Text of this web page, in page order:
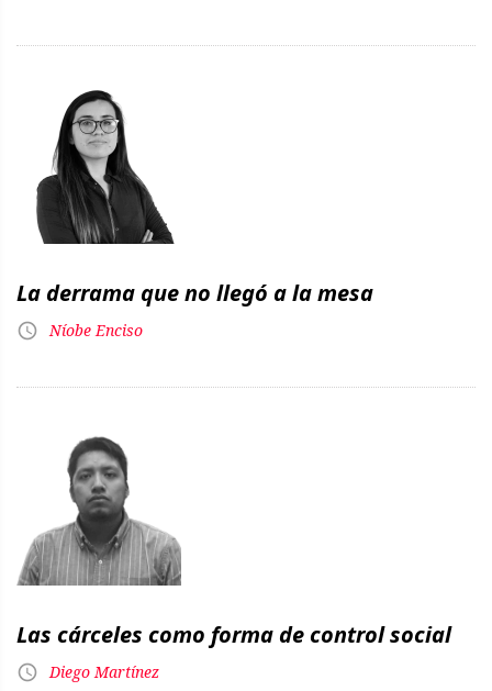
La derrama que no llegó a la mesa
Níobe Enciso
Las cárceles como forma de control social
Diego Martínez